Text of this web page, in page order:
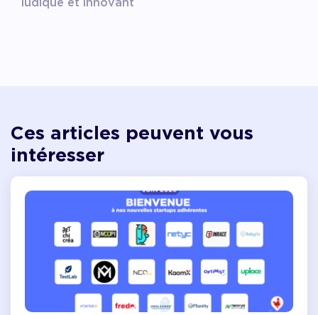
Ces articles peuvent vous
intéresser